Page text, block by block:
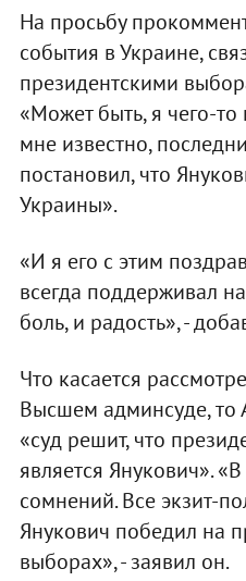
На просьбу
события в Украине,
президентскими
«Может быть, я чего-
мне известно,
постановил, что
Украины».
«И я его с этим
всегда поддерживал
боль, и радость», -
Что касается
Высшем админсуде, то
«суд решит, что
является Янукович».
сомнений. Все экзит-
Янукович победил на
выборах», - заявил он.